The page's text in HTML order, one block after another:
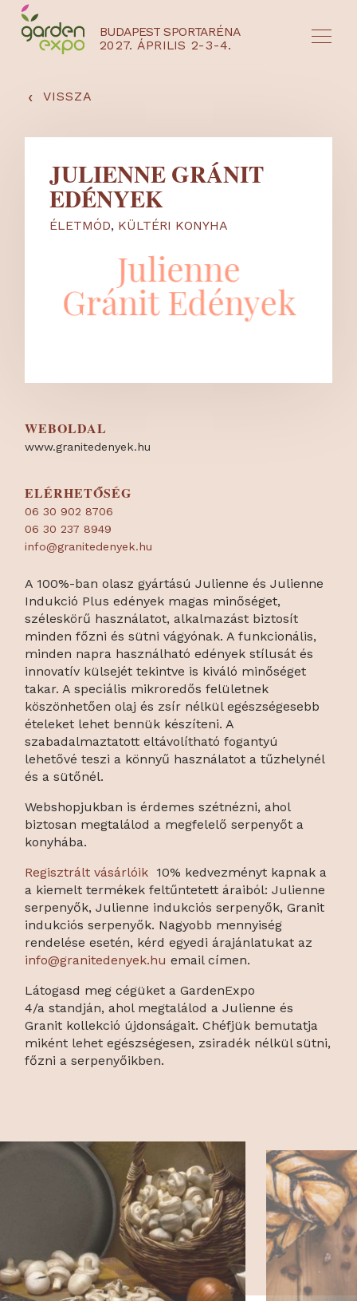
BUDAPEST SPORTARÉNA
2027. ÁPRILIS 2-3-4.
‹ VISSZA
JULIENNE GRÁNIT
EDÉNYEK
ÉLETMÓD, KÜLTÉRI KONYHA
WEBOLDAL
www.granitedenyek.hu
ELÉRHETŐSÉG
06 30 902 8706
06 30 237 8949
info@granitedenyek.hu
A 100%-ban olasz gyártású Julienne és Julienne
Indukció Plus edények magas minőséget,
széleskörű használatot, alkalmazást biztosít
minden főzni és sütni vágyónak. A funkcionális,
minden napra használható edények stílusát és
innovatív külsejét tekintve is kiváló minőséget
takar. A speciális mikroredős felületnek
köszönhetően olaj és zsír nélkül egészségesebb
ételeket lehet bennük készíteni. A
szabadalmaztatott eltávolítható fogantyú
lehetővé teszi a könnyű használatot a tűzhelynél
és a sütőnél.
Webshopjukban is érdemes szétnézni, ahol
biztosan megtalálod a megfelelő serpenyőt a
konyhába.
Regisztrált vásárlóik 10% kedvezményt kapnak a
a kiemelt termékek feltűntetett áraiból: Julienne
serpenyők, Julienne indukciós serpenyők, Granit
indukciós serpenyők. Nagyobb mennyiség
rendelése esetén, kérd egyedi árajánlatukat az
info@granitedenyek.hu email címen.
Látogasd meg cégüket a GardenExpo
4/a standján, ahol megtalálod a Julienne és
Granit kollekció újdonságait. Chéfjük bemutatja
miként lehet egészségesen, zsiradék nélkül sütni,
főzni a serpenyőikben.